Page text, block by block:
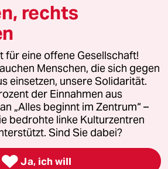
Vertriebs GmbH
rechtlichen Fragen oder für Genehmigungen
lizenzen@taz.de
Kommune-Richtlinien
Datenschutz Impressum AGB
widerrufen (Ads)
rechts
eine offene Gesellschaft!
Menschen, die sich gegen
einsetzen, unsere Solidarität.
der Einnahmen aus
„Alles beginnt im Zentrum“ –
bedrohte linke Kulturzentren
Sind Sie dabei?
 Ja, ich will